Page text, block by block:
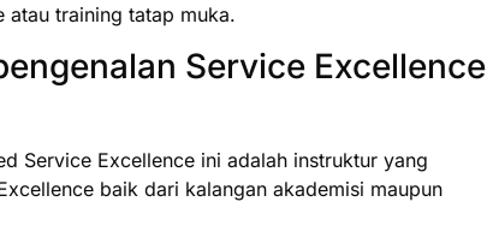
training tatap muka.
Service Excellence
Service Excellence ini adalah instruktur yang
baik dari kalangan akademisi maupun